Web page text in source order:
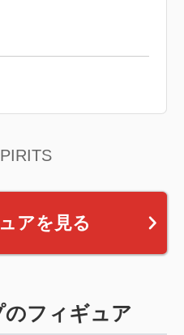
アを見る
のフィギュア